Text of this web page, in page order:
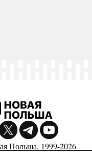
Польша, 1999-2026